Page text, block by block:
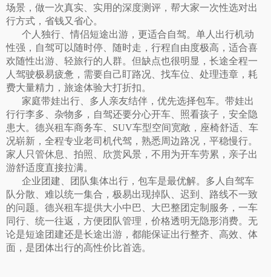
场景，做一次真实、实用的深度测评，帮大家一次性选对出
行方式，省钱又省心。
个人独行、情侣短途出游，更适合自驾。单人出行机动
性强，自驾可以随时停、随时走，行程自由度极高，适合喜
欢随性出游、轻旅行的人群。但缺点也很明显，长途全程一
人驾驶极易疲惫，需要自己盯路况、找车位、处理违章，耗
费大量精力，旅途体验大打折扣。
家庭带娃出行、多人亲友结伴，优先选择包车。带娃出
行行李多、杂物多，自驾还要分心开车、照看孩子，安全隐
患大。德兴租车商务车、 SUV车型空间宽敞，座椅舒适、车
况崭新，全程专业老司机代驾，熟悉周边路况，平稳慢行。
家人只管休息、拍照、欣赏风景，不用为开车劳累，亲子出
游舒适度直接拉满。
企业团建、团队集体出行，包车是最优解。多人自驾车
队分散、难以统一集合，极易出现掉队、迟到、路线不一致
的问题。德兴租车提供大小中巴、大巴整团定制服务，一车
同行、统一往返，方便团队管理，价格透明无隐形消费。无
论是短途团建还是长途出游，都能保证出行整齐、高效、体
面，是团体出行的高性价比首选。